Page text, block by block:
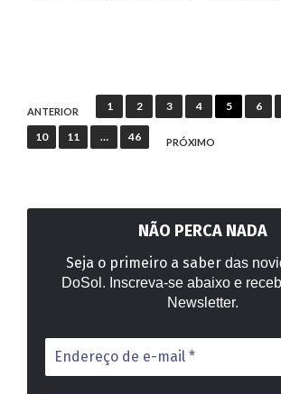
Paginação
de
ANTERIOR 1 2 3 4 5 6
10 11 … 46 PRÓXIMO
NÃO PERCA NADA
Seja o primeiro a saber das
DoSol. Inscreva-se abaixo e
Newsletter.
Endereço
de
e-